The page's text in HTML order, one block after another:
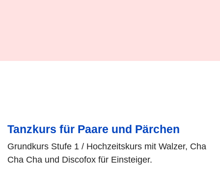
Tanzkurs für Paare und Pärchen
Grundkurs Stufe 1 / Hochzeitskurs mit Walzer, Cha
Cha Cha und Discofox für Einsteiger.